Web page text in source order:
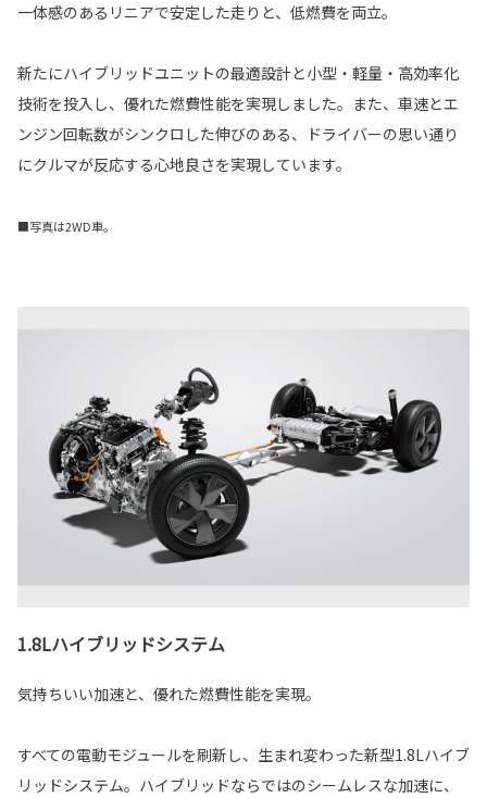
一体感のあるリニアで安定した走りと、低燃費を両立。
新たにハイブリッドユニットの最適設計と小型・軽量・高効率化
技術を投入し、優れた燃費性能を実現しました。また、車速とエ
ンジン回転数がシンクロした伸びのある、ドライバーの思い通り
にクルマが反応する心地良さを実現しています。
■写真は2WD車。
1.8Lハイブリッドシステム
気持ちいい加速と、優れた燃費性能を実現。
すべての電動モジュールを刷新し、生まれ変わった新型1.8Lハイブ
リッドシステム。ハイブリッドならではのシームレスな加速に、